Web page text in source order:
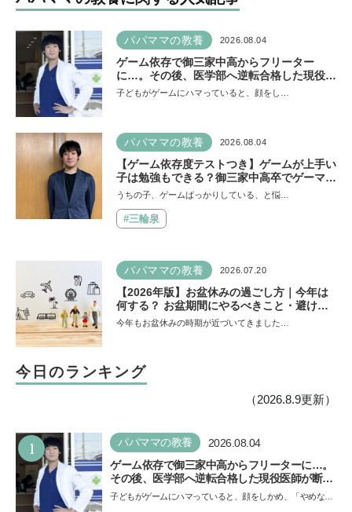
パパママの教養 2026.08.04
ゲーム依存で御三家中高からフリーター
に…。その後、医学部へ逆転合格した現役医
師が断言「ゲームの経験が受験勉強に役立っ
子どもがゲームにハマっていると、顔をし…
パパママの教養 2026.08.04
【ゲーム依存度テストつき】ゲームが上手い
子は勉強もできる？御三家中高卒でゲーマー
の医師・阿部智史さんが教えるゲームしなが
うちの子、ゲームばっかりしている、と悩…
#三輪泉
パパママの教養 2026.07.20
【2026年版】お盆休みの過ごし方｜今年は
何する？ お盆期間にやるべきこと・避ける
ことは
今年もお盆休みの時期が近づいてきました…
今日のランキング
（2026.8.9更新）
1 パパママの教養 2026.08.04
ゲーム依存で御三家中高からフリーターに…。
その後、医学部へ逆転合格した現役医師が断言
「ゲームの経験が受験勉強に役立った」そう考
える背景とは
子どもがゲームにハマっていると、顔をしかめ、「やめなさ